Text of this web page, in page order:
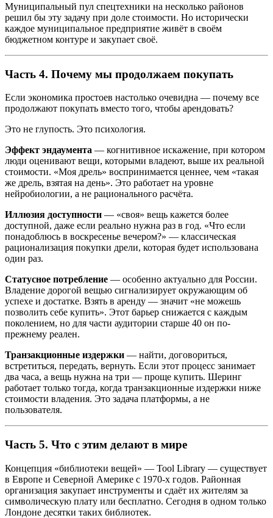
Муниципальный пул спецтехники на несколько районов
решил бы эту задачу при доле стоимости. Но исторически
каждое муниципальное предприятие живёт в своём
бюджетном контуре и закупает своё.
Часть 4. Почему мы продолжаем покупать
Если экономика простоев настолько очевидна — почему все
продолжают покупать вместо того, чтобы арендовать?
Это не глупость. Это психология.
Эффект эндаумента — когнитивное искажение, при котором
люди оценивают вещи, которыми владеют, выше их реальной
стоимости. «Моя дрель» воспринимается ценнее, чем «такая
же дрель, взятая на день». Это работает на уровне
нейробиологии, а не рационального расчёта.
Иллюзия доступности — «своя» вещь кажется более
доступной, даже если реально нужна раз в год. «Что если
понадоблюсь в воскресенье вечером?» — классическая
рационализация покупки дрели, которая будет использована
один раз.
Статусное потребление — особенно актуально для России.
Владение дорогой вещью сигнализирует окружающим об
успехе и достатке. Взять в аренду — значит «не можешь
позволить себе купить». Этот барьер снижается с каждым
поколением, но для части аудитории старше 40 он по-
прежнему реален.
Транзакционные издержки — найти, договориться,
встретиться, передать, вернуть. Если этот процесс занимает
два часа, а вещь нужна на три — проще купить. Шеринг
работает только тогда, когда транзакционные издержки ниже
стоимости владения. Это задача платформы, а не
пользователя.
Часть 5. Что с этим делают в мире
Концепция «библиотеки вещей» — Tool Library — существует
в Европе и Северной Америке с 1970-х годов. Районная
организация закупает инструменты и сдаёт их жителям за
символическую плату или бесплатно. Сегодня в одном только
Лондоне десятки таких библиотек.